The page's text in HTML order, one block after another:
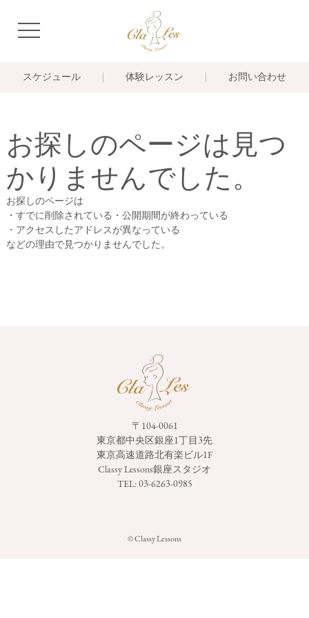
navigation
スケジュール 体験レッスン お問い合わせ
お探しのページは見つ
かりませんでした。
お探しのページは
・すでに削除されている・公開期間が終わっている
・アクセスしたアドレスが異なっている
などの理由で見つかりませんでした。
〒104-0061
東京都中央区銀座1丁目3先
東京高速道路北有楽ビル1F
Classy Lessons銀座スタジオ
TEL:03-6263-0985
© Classy Lessons